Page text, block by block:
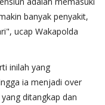
banyak penyakit,
ucap Wakapolda
inilah yang
ia menjadi over
ditangkap dan